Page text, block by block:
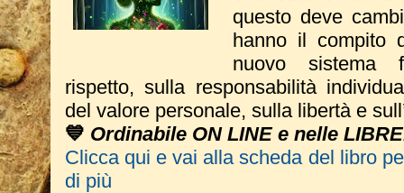
questo deve
hanno il compito
nuovo sistema
rispetto, sulla responsabilità
del valore personale, sulla libertà e
💙 Ordinabile ON LINE e nelle
Clicca qui e vai alla scheda del libro
di più